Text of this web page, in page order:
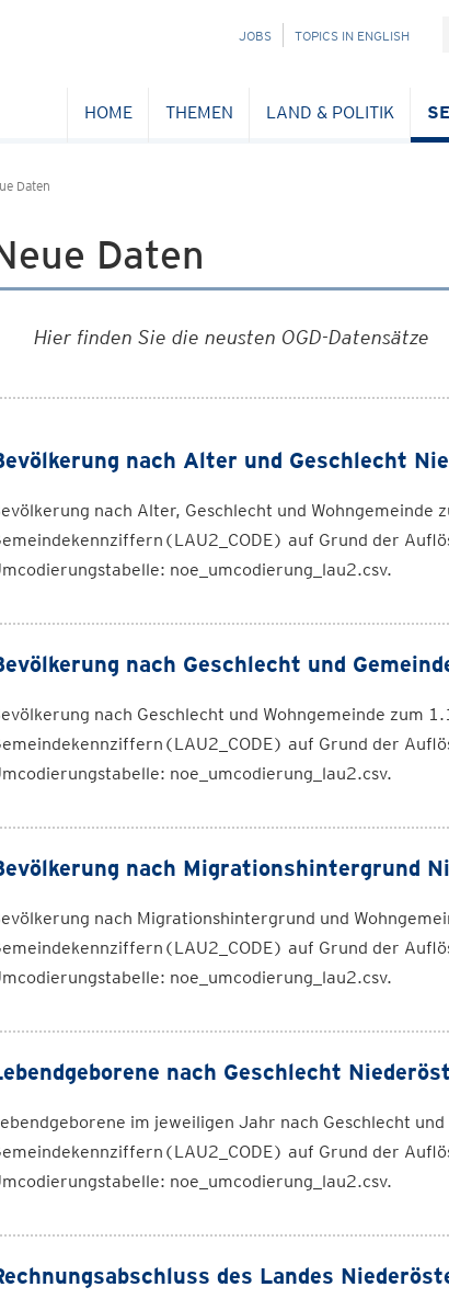
NAVIGATION
JOBS TOPICS IN ENGLISH
HOME THEMEN LAND & POLITIK
Daten
Daten
Hier finden Sie die neusten OGD-Datensätze
nach Alter und Geschlecht
nach Alter, Geschlecht und
auf Grund der
noe_umcodierung_lau2.csv.
nach Geschlecht und
nach Geschlecht und Wohngemeinde zum
auf Grund der
noe_umcodierung_lau2.csv.
nach Migrationshintergrund
nach Migrationshintergrund und
auf Grund der
noe_umcodierung_lau2.csv.
nach Geschlecht
im jeweiligen Jahr nach Geschlecht
auf Grund der
noe_umcodierung_lau2.csv.
des Landes